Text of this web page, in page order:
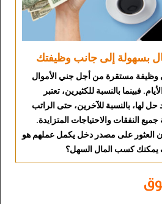
وظيفة مستقرة من أجل جني الأموال
فبينما بالنسبة للكثيرين، تعتبر
لها، بالنسبة للآخرين، حتى الراتب
النفقات والاحتياجات المتزايدة.
العثور على مصدر دخل يكمل عملهم هو
يمكنك كسب المال السهل؟